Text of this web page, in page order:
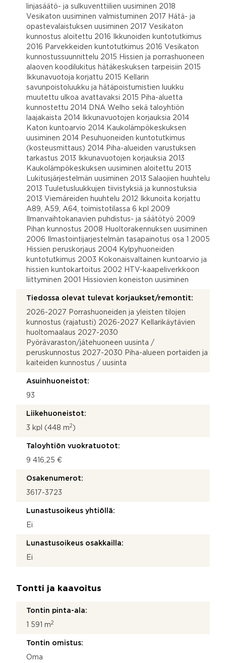
linjasäätö- ja sulkuventtiilien uusiminen 2018
Vesikaton uusiminen valmistuminen 2017 Hätä- ja
opastevalaistuksen uusiminen 2017 Vesikaton
kunnostus aloitettu 2016 Ikkunoiden kuntotutkimus
2016 Parvekkeiden kuntotutkimus 2016 Vesikaton
kunnostussuunnittelu 2015 Hissien ja porrashuoneen
alaoven koodilukitus hätäkeskuksen tarpeisiin 2015
Ikkunavuotoja korjattu 2015 Kellarin
savunpoistoluukku ja hätäpoistumistien luukku
muutettu ulkoa avattavaksi 2015 Piha-aluetta
kunnostettu 2014 DNA Welho sekä taloyhtiön
laajakaista 2014 Ikkunavuotojen korjauksia 2014
Katon kuntoarvio 2014 Kaukolämpökeskuksen
uusiminen 2014 Pesuhuoneiden kuntotutkimus
(kosteusmittaus) 2014 Piha-alueiden varustuksen
tarkastus 2013 Ikkunavuotojen korjauksia 2013
Kaukolämpökeskuksen uusiminen aloitettu 2013
Lukitusjärjestelmän uusiminen 2013 Salaojien huuhtelu
2013 Tuuletusluukkujen tiivistyksiä ja kunnostuksia
2013 Viemäreiden huuhtelu 2012 Ikkunoita korjattu
A89, A59, A64, toimistotilassa 6 kpl 2009
Ilmanvaihtokanavien puhdistus- ja säätötyö 2009
Pihan kunnostus 2008 Huoltorakennuksen uusiminen
2006 Ilmastointijarjestelmän tasapainotus osa 1 2005
Hissien peruskorjaus 2004 Kylpyhuoneiden
kuntotutkimus 2003 Kokonaisvaltainen kuntoarvio ja
hissien kuntokartoitus 2002 HTV-kaapeliverkkoon
liittyminen 2001 Hissiovien koneiston uusiminen
Tiedossa olevat tulevat korjaukset/remontit:
2026-2027 Porrashuoneiden ja yleisten tilojen
kunnostus (rajatusti) 2026-2027 Kellarikäytävien
huoltomaalaus 2027-2030
Pyörävaraston/jätehuoneen uusinta /
peruskunnostus 2027-2030 Piha-alueen portaiden ja
kaiteiden kunnostus / uusinta
Asuinhuoneistot:
93
Liikehuoneistot:
3 kpl (448 m2 )
Taloyhtiön vuokratuotot:
9 416,25 €
Osakenumerot:
3617-3723
Lunastusoikeus yhtiöllä:
Ei
Lunastusoikeus osakkailla:
Ei
Tontti ja kaavoitus
Tontin pinta-ala:
1 591 m2
Tontin omistus:
Oma